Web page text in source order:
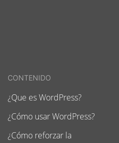
CONTENIDO
¿Que es WordPress?
¿Cómo usar WordPress?
¿Cómo reforzar la